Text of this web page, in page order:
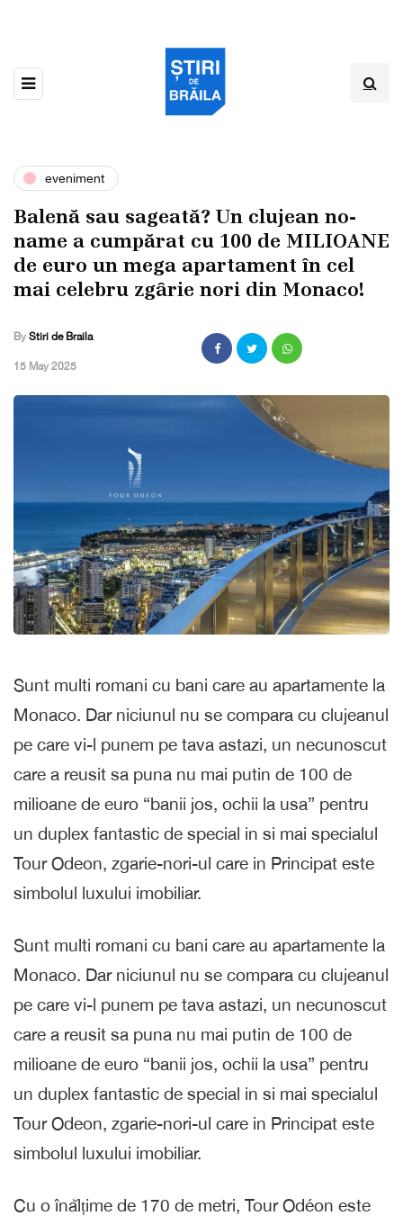
eveniment
Balenă sau sageată? Un clujean no-
name a cumpărat cu 100 de MILIOANE
de euro un mega apartament în cel
mai celebru zgârie nori din Monaco!
By Stiri de Braila
,15 May 2025
Sunt multi romani cu bani care au apartamente la
Monaco. Dar niciunul nu se compara cu clujeanul
pe care vi-l punem pe tava astazi, un necunoscut
care a reusit sa puna nu mai putin de 100 de
milioane de euro “banii jos, ochii la usa” pentru
un duplex fantastic de special in si mai specialul
Tour Odeon, zgarie-nori-ul care in Principat este
simbolul luxului imobiliar.
Sunt multi romani cu bani care au apartamente la
Monaco. Dar niciunul nu se compara cu clujeanul
pe care vi-l punem pe tava astazi, un necunoscut
care a reusit sa puna nu mai putin de 100 de
milioane de euro “banii jos, ochii la usa” pentru
un duplex fantastic de special in si mai specialul
Tour Odeon, zgarie-nori-ul care in Principat este
simbolul luxului imobiliar.
Cu o înălțime de 170 de metri, Tour Odéon este